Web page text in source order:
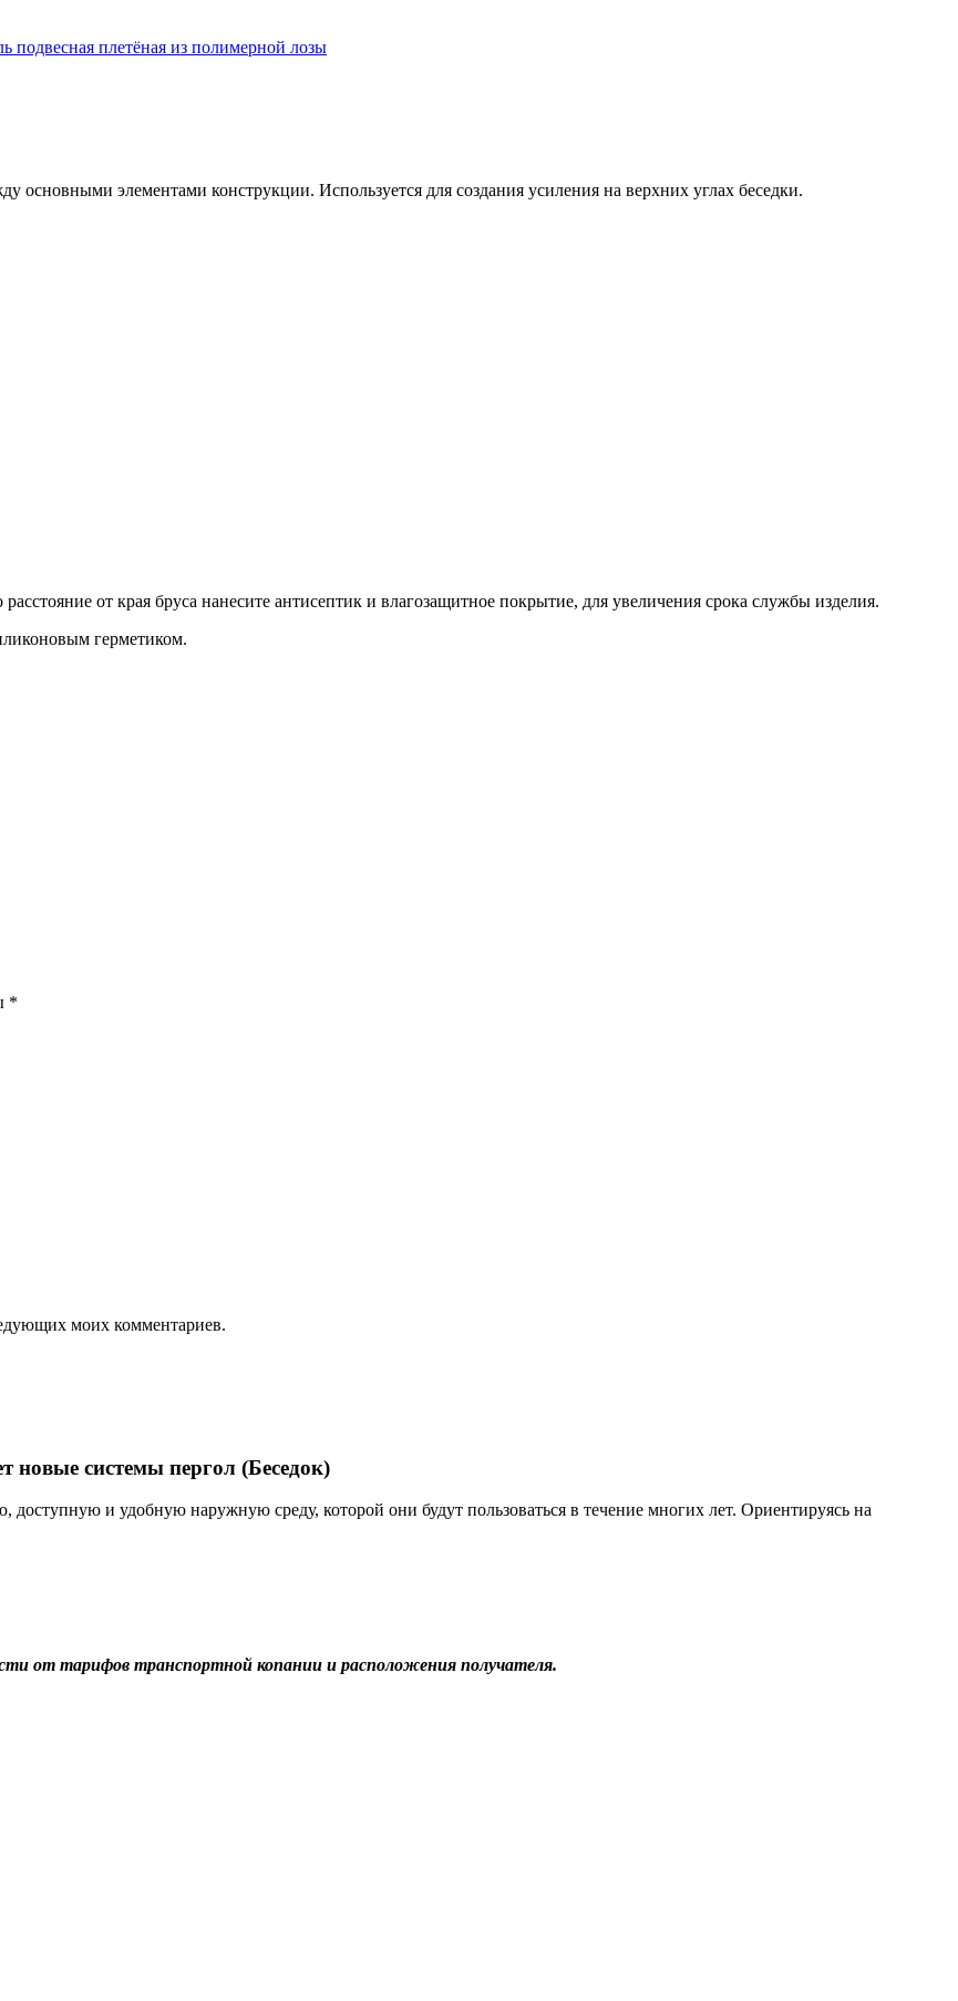
подвесная плетёная из полимерной лозы
элементами конструкции. Используется для создания усиления на верхних углах беседки.
от края бруса нанесите антисептик и влагозащитное покрытие, для увеличения срока службы изделия.
герметиком.
*
моих комментариев.
новые системы пергол (Беседок)
и удобную наружную среду, которой они будут пользоваться в течение многих лет. Ориентируясь на
от тарифов транспортной копании и расположения получателя.